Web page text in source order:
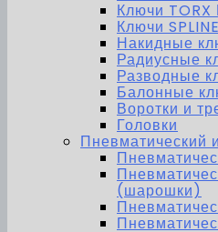
Ключи
Ключи
Накидные
Радиусные
Разводные
Балонные
Воротки и
Головки
Пневматический
(шарошки)